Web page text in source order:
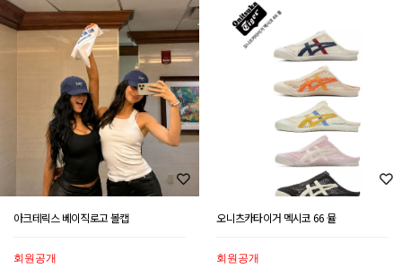
아크테릭스 베이직로고 볼캡
회원공개
오니츠카타이거 멕시코 66 뮬
회원공개